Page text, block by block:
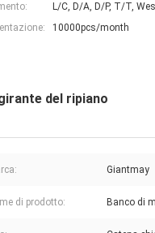
L/C, D/A, D/P, T/T,
10000pcs/month
del ripiano
Giantmay
di prodotto: Banco di